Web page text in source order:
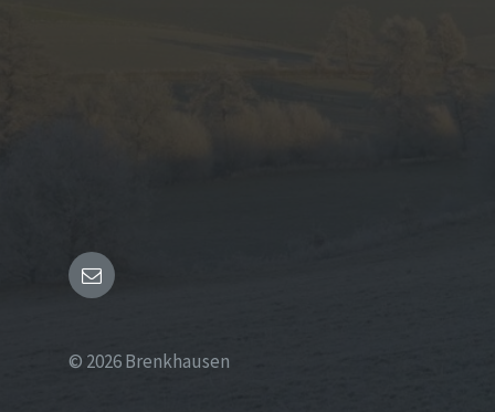
Email
© 2026 Brenkhausen